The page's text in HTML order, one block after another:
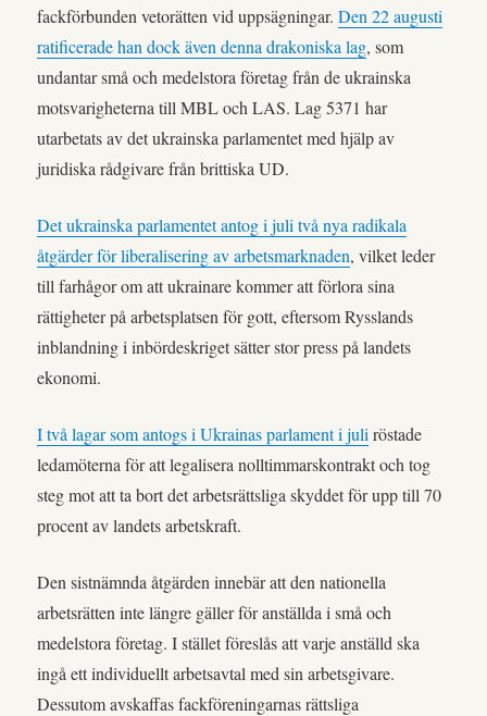
fackförbunden vetorätten vid uppsägningar.Den 22 augusti
ratificerade han dock även denna drakoniska lag, som
undantar små och medelstora företag från de ukrainska
motsvarigheterna till MBL och LAS. Lag 5371 har
utarbetats av det ukrainska parlamentet med hjälp av
juridiska rådgivare från brittiska UD.
Det ukrainska parlamentet antog i juli två nya radikala
åtgärder för liberalisering av arbetsmarknaden, vilket leder
till farhågor om att ukrainare kommer att förlora sina
rättigheter på arbetsplatsen för gott, eftersom Rysslands
inblandning i inbördeskriget sätter stor press på landets
ekonomi.
I två lagar som antogs i Ukrainas parlament i juli röstade
ledamöterna för att legalisera nolltimmarskontrakt och tog
steg mot att ta bort det arbetsrättsliga skyddet för upp till 70
procent av landets arbetskraft.
Den sistnämnda åtgärden innebär att den nationella
arbetsrätten inte längre gäller för anställda i små och
medelstora företag. I stället föreslås att varje anställd ska
ingå ett individuellt arbetsavtal med sin arbetsgivare.
Dessutom avskaffas fackföreningarnas rättsliga